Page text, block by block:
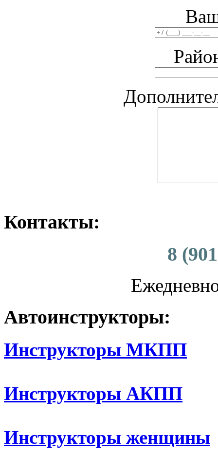
Контакты:
8
Автоинструкторы:
Инструкторы МКПП
Инструкторы АКПП
Инструкторы женщины